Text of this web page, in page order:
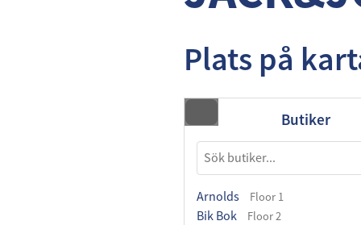
Plats på
Butiker
Arnolds Floor 1
Bik Bok Floor 2